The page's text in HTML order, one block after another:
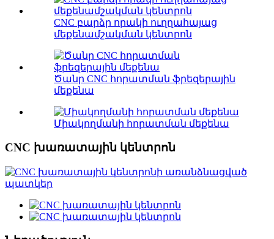
CNC բարձր որակի ուղղահայաց
մեքենամշակման կենտրոն
Ծանր CNC հորատման ֆրեզերային
մեքենա
Միակողմանի հորատման մեքենա
CNC խառատային կենտրոն